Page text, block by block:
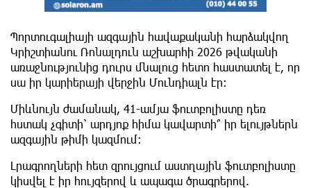
Պորտուգալիայի ազգային հավաքականի հարձակվող
Կրիշտիանու Ռոնալդուն աշխարհի 2026 թվականի
առաջնությունից դուրս մնալուց հետո հաստատել է, որ
սա իր կարիերայի վերջին Մունդիալն էր։
Միևնույն ժամանակ, 41-ամյա ֆուտբոլիստը դեռ
հստակ չգիտի՝ արդյոք հիմա կավարտի՞ իր ելույթներն
ազգային թիմի կազմում։
​Լրագրողների հետ զրույցում աստղային ֆուտբոլիստը
կիսվել է իր հույզերով և ապագա ծրագրերով.